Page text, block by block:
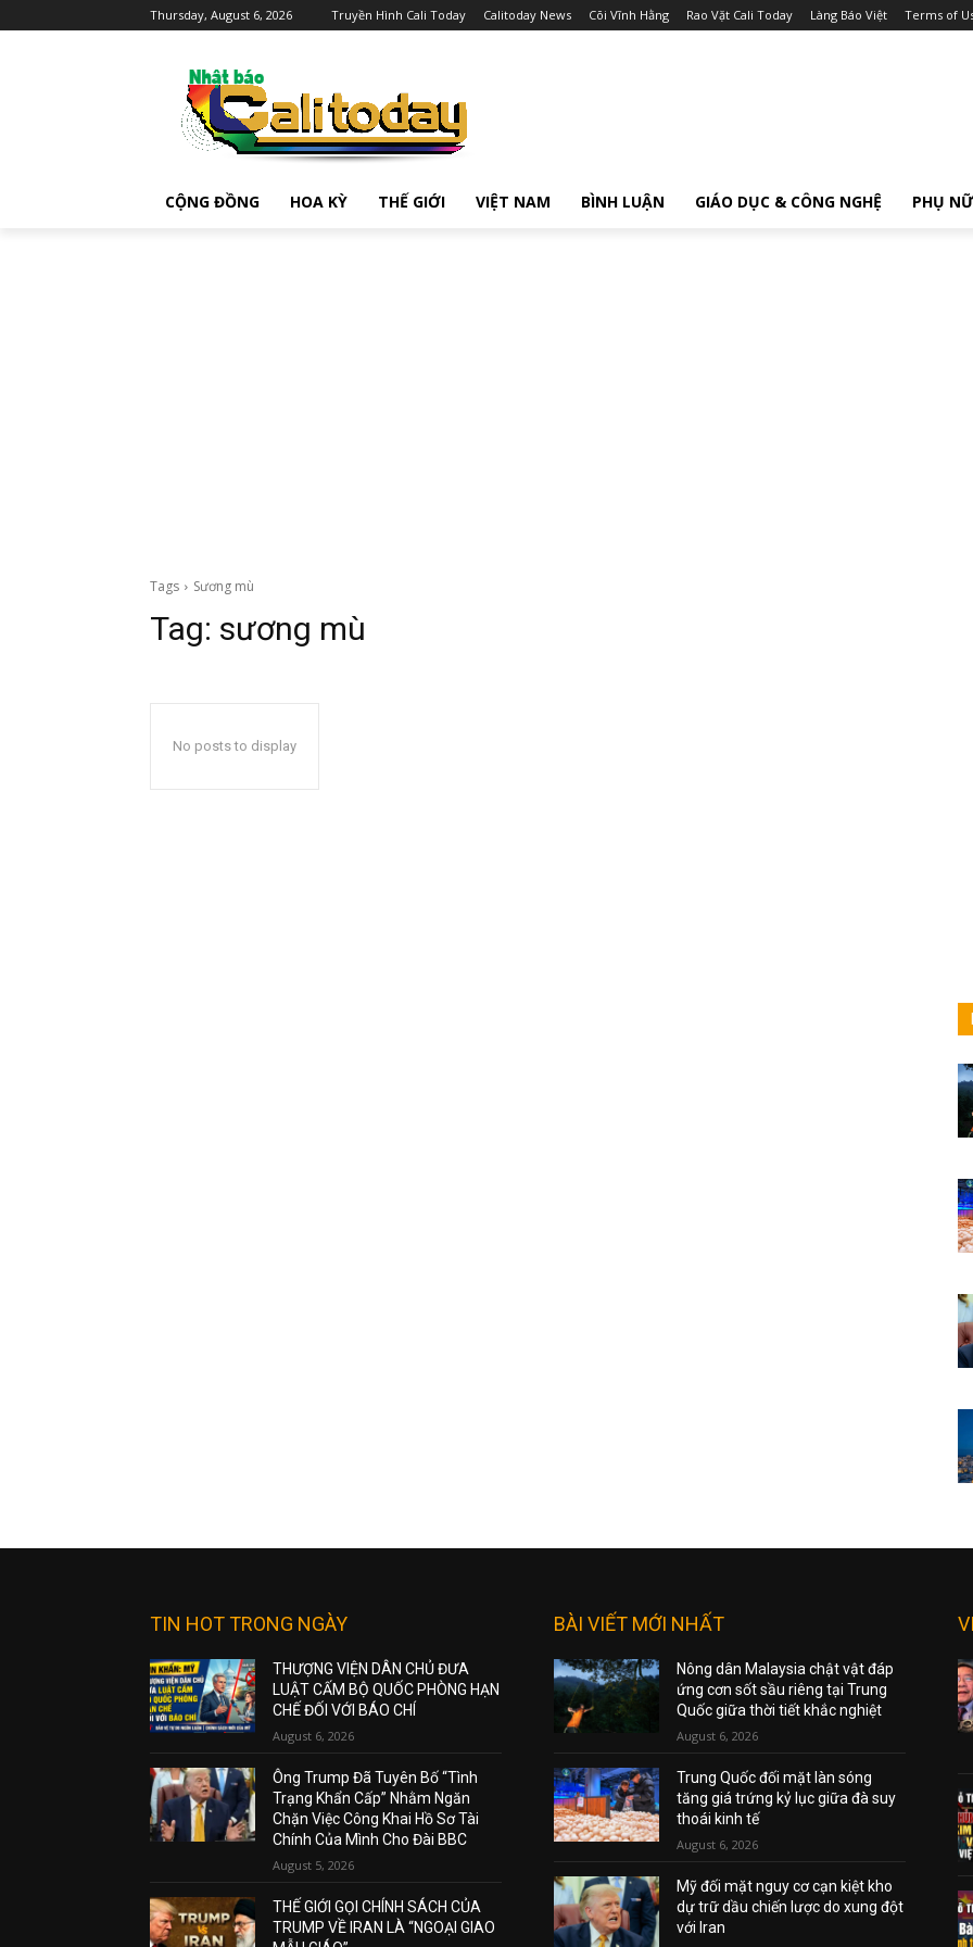
Thursday, August 6, 2026 Truyền Hình Cali Today Calitoday News Cõi Vĩnh Hằng Rao Vặt Cali Today Làng Báo Việt Terms of
CỘNG ĐỒNG HOA KỲ THẾ GIỚI VIỆT NAM BÌNH LUẬN GIÁO DỤC & CÔNG NGHỆ PHỤ NỮ
Tags Sương mù
Tag: sương mù
No posts to display
TIN HOT TRONG NGÀY
THƯỢNG VIỆN DÂN CHỦ ĐƯA
LUẬT CẤM BỘ QUỐC PHÒNG HẠN
CHẾ ĐỐI VỚI BÁO CHÍ
August 6, 2026
Ông Trump Đã Tuyên Bố “Tình
Trạng Khẩn Cấp” Nhằm Ngăn
Chặn Việc Công Khai Hồ Sơ Tài
Chính Của Mình Cho Đài BBC
August 5, 2026
THẾ GIỚI GỌI CHÍNH SÁCH CỦA
TRUMP VỀ IRAN LÀ “NGOẠI GIAO
BÀI VIẾT MỚI NHẤT
Nông dân Malaysia chật vật đáp
ứng cơn sốt sầu riêng tại Trung
Quốc giữa thời tiết khắc nghiệt
August 6, 2026
Trung Quốc đối mặt làn sóng
tăng giá trứng kỷ lục giữa đà suy
thoái kinh tế
August 6, 2026
Mỹ đối mặt nguy cơ cạn kiệt kho
dự trữ dầu chiến lược do xung đột
với Iran